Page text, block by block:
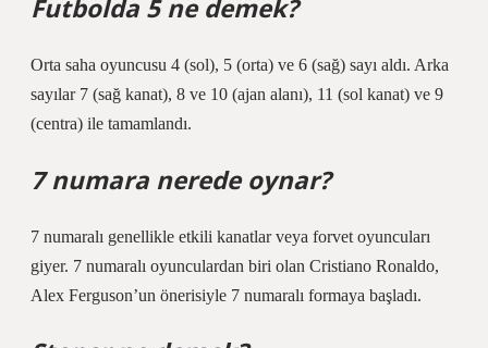
Futbolda 5 ne demek?
Orta saha oyuncusu 4 (sol), 5 (orta) ve 6 (sağ) sayı aldı. Arka
sayılar 7 (sağ kanat), 8 ve 10 (ajan alanı), 11 (sol kanat) ve 9
(centra) ile tamamlandı.
7 numara nerede oynar?
7 numaralı genellikle etkili kanatlar veya forvet oyuncuları
giyer. 7 numaralı oyunculardan biri olan Cristiano Ronaldo,
Alex Ferguson’un önerisiyle 7 numaralı formaya başladı.